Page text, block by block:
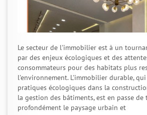
Le secteur de l'immobilier est à un
par des enjeux écologiques et des
consommateurs pour des habitats plus
l'environnement. L'immobilier durable,
pratiques écologiques dans la
la gestion des bâtiments, est en passe de
profondément le paysage urbain et